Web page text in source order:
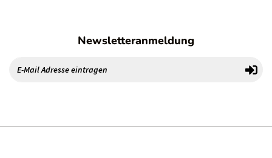
Newsletteranmeldung